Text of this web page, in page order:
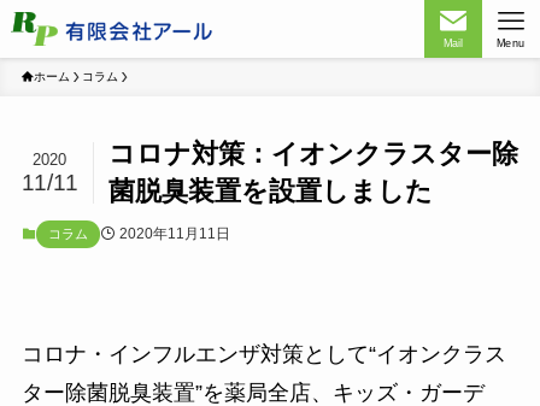
Mail Menu
ホーム コラム
コロナ対策：イオンクラスター除
菌脱臭装置を設置しました
2020
11/11
コラム 2020年11月11日
コロナ・インフルエンザ対策として“イオンクラス
ター除菌脱臭装置”を薬局全店、キッズ・ガーデ